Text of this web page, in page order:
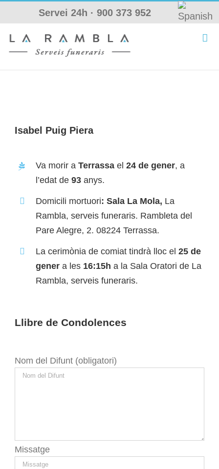
content
Servei 24h ·900 373 952
Isabel Puig Piera
Va morir aTerrassael 24 de gener, a
l’edat de 93anys.
Domicili mortuori: Sala La Mola, La
Rambla, serveis funeraris. Rambleta del
Pare Alegre, 2. 08224 Terrassa.
La cerimònia de comiat tindrà lloc el 25de
gener a les 16:15ha la Sala Oratori de La
Rambla, serveis funeraris.
Llibre de Condolences
Nom del Difunt (obligatori)
Missatge